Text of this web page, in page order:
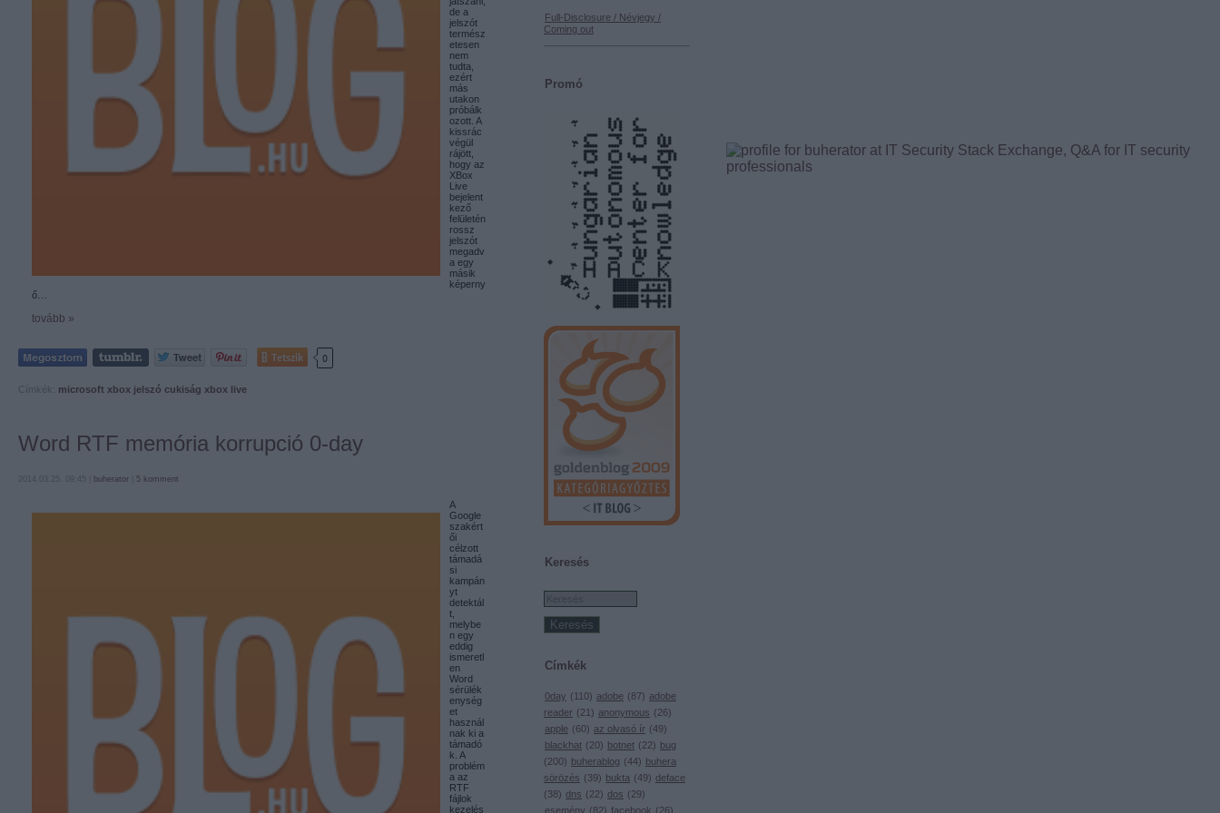
Full-Disclosure / Névjegy /
Coming out
Promó
Keresés
Címkék
0day (110) adobe (87) adobe
reader (21) anonymous (26)
apple (60) az olvasó ír (49)
blackhat (20) botnet (22) bug
(200) buherablog (44) buhera
sörözés (39) bukta (49) deface
(38) dns (22) dos (29)
esemény (82) facebook (26)
de a
jelszót
termész
etesen
nem
tudta,
ezért
más
utakon
próbálk
ozott. A
kissrác
végül
rájött,
hogy az
XBox
Live
bejelent
kező
felületén
rossz
jelszót
megadv
a egy
másik
képerny
ő…
tovább »
Tetszik 0
Címkék: microsoft xbox jelszó cukiság xbox live
Word RTF memória korrupció 0-day
buherator 5 komment
A
Google
szakért
ői
célzott
támadá
si
kampán
yt
detektál
t,
melybe
n egy
eddig
ismeretl
en
Word
sérülék
enység
et
használ
nak ki a
támadó
k. A
problém
a az
RTF
fájlok
kezelés